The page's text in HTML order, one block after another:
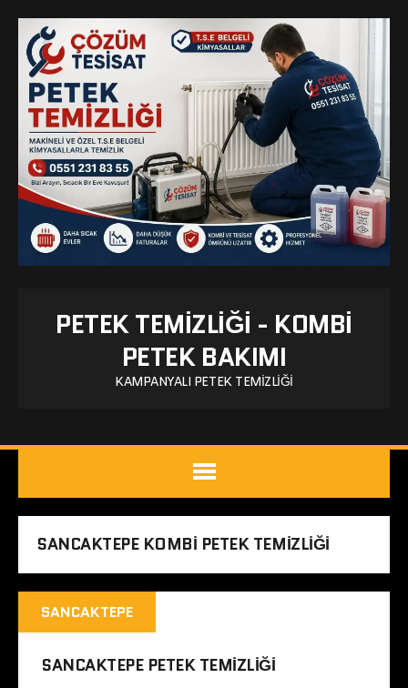
PETEK TEMIZLIĞI - KOMBI
PETEK BAKIMI
KAMPANYALI PETEK TEMIZLIĞI
SANCAKTEPE KOMBI PETEK TEMIZLIĞI
SANCAKTEPE
SANCAKTEPE PETEK TEMIZLIĞI